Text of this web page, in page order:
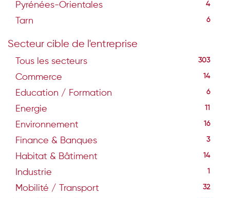
Pyrénées-Orientales 4
Tarn 6
Secteur cible de l'entreprise
Tous les secteurs 303
Commerce 14
Education / Formation 6
Energie 11
Environnement 16
Finance & Banques 3
Habitat & Bâtiment 14
Industrie 1
Mobilité / Transport 32